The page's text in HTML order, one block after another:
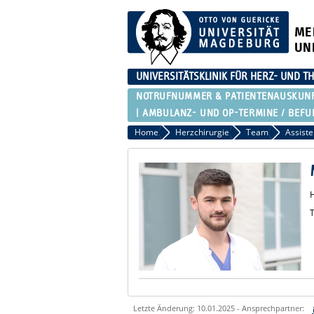
UNIVERSITÄTSKLINIK FÜR HERZ- UND
NOTRUFNUMMER &
AMBULANZ- UND OP-TERMINE /
Home Herzchirurgie Team
Letzte Änderung: 10.01.2025 - Ansprechpartner: